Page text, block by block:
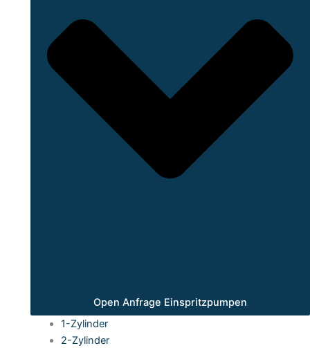
Open Anfrage Einspritzpumpen
1-Zylinder
2-Zylinder